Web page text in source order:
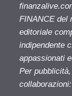
FINANCE del
editoriale
indipendente
appassionati
Per
collaborazioni: